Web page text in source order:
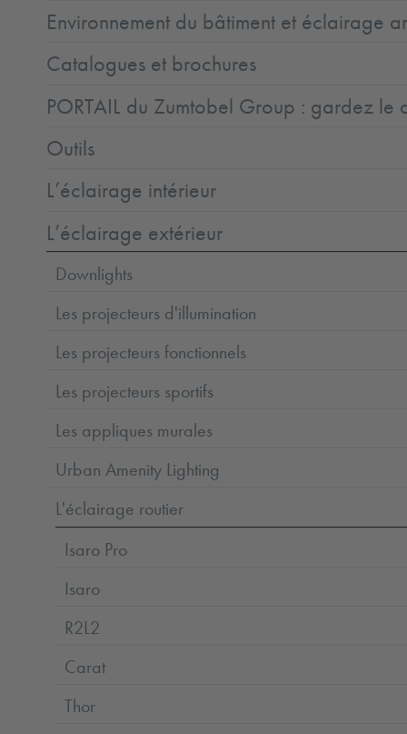
Environnement du bâtiment et éclairage
Catalogues et brochures
PORTAIL du Zumtobel Group : gardez le
Outils
L’éclairage intérieur
L’éclairage extérieur
Downlights
Les projecteurs d'illumination
Les projecteurs fonctionnels
Les projecteurs sportifs
Les appliques murales
Urban Amenity Lighting
L'éclairage routier
Isaro Pro
Isaro
R2L2
Carat
Thor